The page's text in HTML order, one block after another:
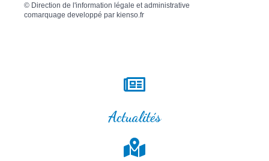
© Direction de l'information légale et administrative
comarquage developpé par kienso.fr
Actualités